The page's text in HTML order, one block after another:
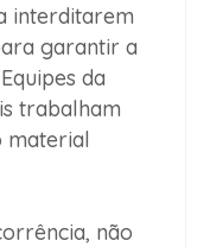
interditarem
garantir a
da
trabalham
material
não